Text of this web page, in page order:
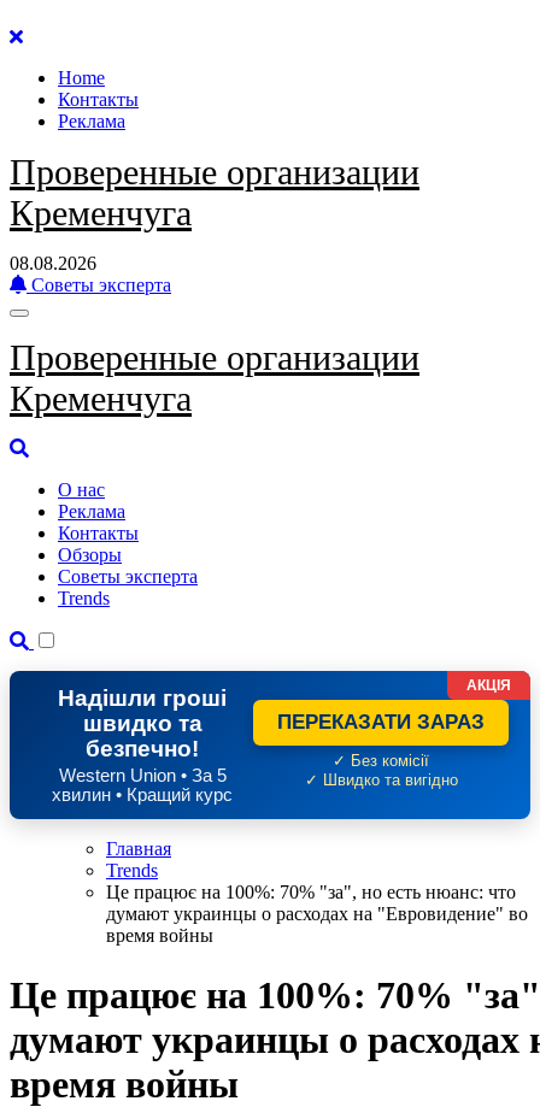
Перейти
содержанию
Home
Контакты
Реклама
Проверенные организации
Кременчуга
08.08.2026
Советы эксперта
Проверенные организации
Кременчуга
О нас
Реклама
Контакты
Обзоры
Советы эксперта
Trends
Надішли гроші
швидко та
безпечно!
Western Union • За 5
хвилин • Кращий курс
ПЕРЕКАЗАТИ ЗАРАЗ
✓ Без комісії
✓ Швидко та вигідно
АКЦІЯ
Главная
Trends
Це працює на 100%: 70% "за", но есть нюанс: что
думают украинцы о расходах на "Евровидение" во
время войны
Це працює на 100%: 70%
думают украинцы о
время войны